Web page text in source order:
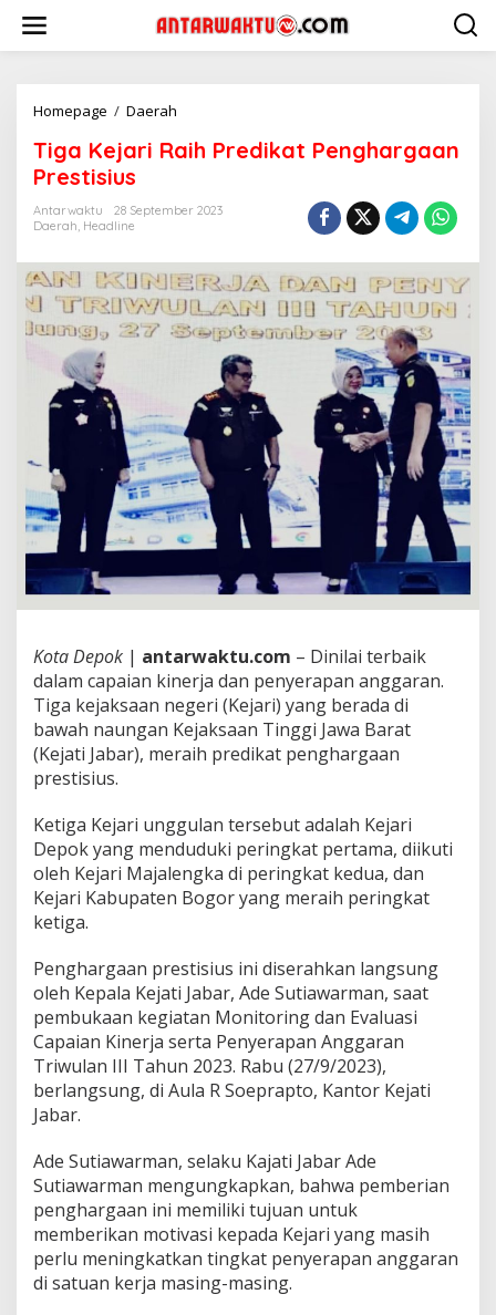
konten
Homepage / Daerah
Raih
Prestisius
Tiga Kejari Raih Predikat Penghargaan
Prestisius
Antarwaktu
28 September 2023
Daerah, Headline
Kota Depok | antarwaktu.com – Dinilai terbaik
dalam capaian kinerja dan penyerapan anggaran.
Tiga kejaksaan negeri (Kejari) yang berada di
bawah naungan Kejaksaan Tinggi Jawa Barat
(Kejati Jabar), meraih predikat penghargaan
prestisius.
Ketiga Kejari unggulan tersebut adalah Kejari
Depok yang menduduki peringkat pertama, diikuti
oleh Kejari Majalengka di peringkat kedua, dan
Kejari Kabupaten Bogor yang meraih peringkat
ketiga.
Penghargaan prestisius ini diserahkan langsung
oleh Kepala Kejati Jabar, Ade Sutiawarman, saat
pembukaan kegiatan Monitoring dan Evaluasi
Capaian Kinerja serta Penyerapan Anggaran
Triwulan III Tahun 2023. Rabu (27/9/2023),
berlangsung, di Aula R Soeprapto, Kantor Kejati
Jabar.
Ade Sutiawarman, selaku Kajati Jabar Ade
Sutiawarman mengungkapkan, bahwa pemberian
penghargaan ini memiliki tujuan untuk
memberikan motivasi kepada Kejari yang masih
perlu meningkatkan tingkat penyerapan anggaran
di satuan kerja masing-masing.